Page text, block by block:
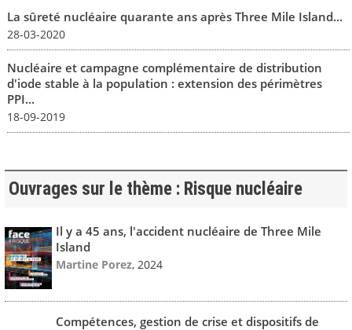
La sûreté nucléaire quarante ans après Three Mile Island...
28-03-2020
Nucléaire et campagne complémentaire de distribution
d'iode stable à la population : extension des périmètres
PPI...
18-09-2019
Ouvrages sur le thème : Risque nucléaire
Il y a 45 ans, l'accident nucléaire de Three Mile
Island
Martine Porez, 2024
Compétences, gestion de crise et dispositifs de